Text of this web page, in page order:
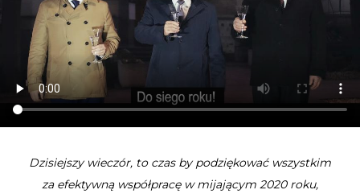
Dzisiejszy wieczór, to czas by podziękować wszystkim
za efektywną współpracę w mijającym 2020 roku,